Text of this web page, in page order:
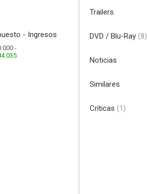
- Ingresos
-
Trailers
DVD / Blu-Ray (8)
Noticias
Similares
Críticas (1)